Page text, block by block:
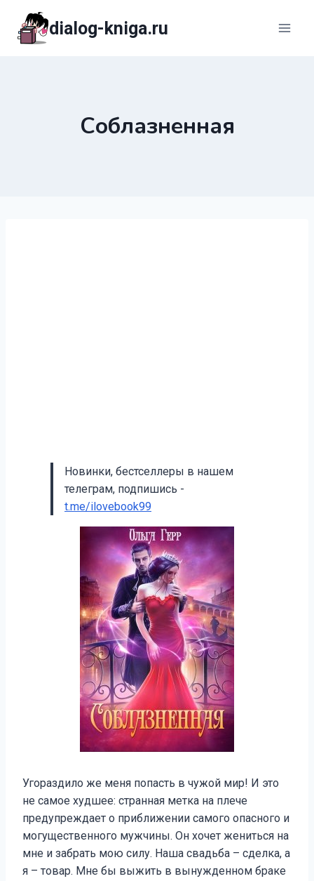
содержимому
dialog-kniga.ru
Соблазненная
Новинки, бестселлеры в нашем
телеграм, подпишись -
t.me/ilovebook99
Угораздило же меня попасть в чужой мир! И это
не самое худшее: странная метка на плече
предупреждает о приближении самого опасного и
могущественного мужчины. Он хочет жениться на
мне и забрать мою силу. Наша свадьба – сделка, а
я – товар. Мне бы выжить в вынужденном браке